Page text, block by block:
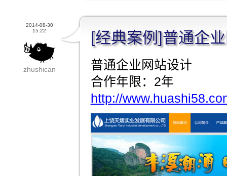
2014-08-30
15:22
zhushican
[经典案例]普通企
普通企业网站设计
合作年限：2年
http://